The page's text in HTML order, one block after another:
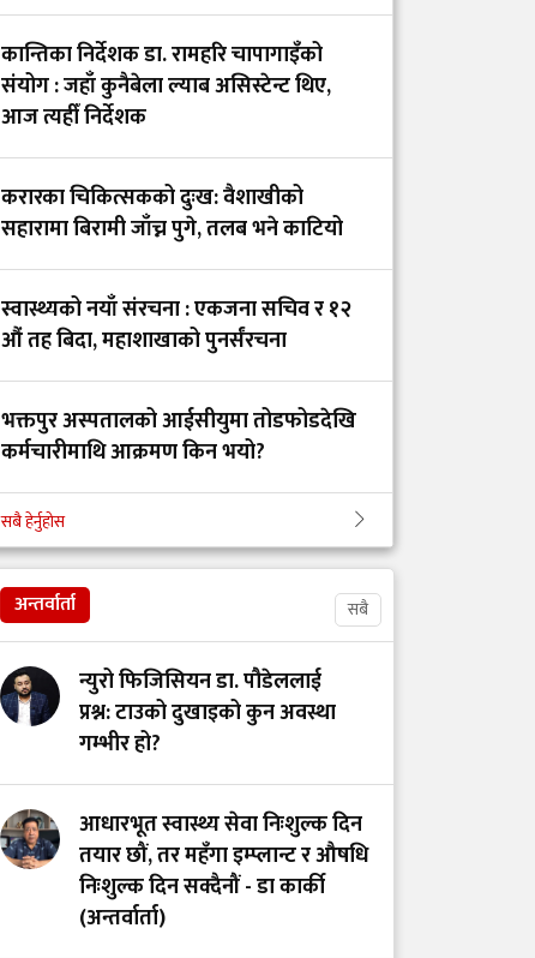
सरकारलाई छैन :
पूर्वस्वास्थ्यमन्त्री प्रदीप
पौडेल
कर्णालीमा डाक्टर फलाउने
अभियान : पहिलो मेडिकल
इन्टर्नसिप ब्याचको
निजी मेडिकल
इन्टर्नशिप भत्ता बढाउन
सकिदैन
बनाऔँ
अस्तित्वको खोजीमा
नर्सिङ पेसा: साधना
देशको, सम्मान कहिले?
प्युटार बसाइँ : दुर्गम
स्वास्थ्य सेवाको वास्तविक
अनुहार
कान्तिका निर्देशक डा. रामहरि चापागाइँको
संयोग : जहाँ कुनैबेला ल्याब असिस्टेन्ट थिए,
आज त्यहीँ निर्देशक
करारका चिकित्सकको दुःख: वैशाखीको
सहारामा बिरामी जाँच्न पुगे, तलब भने काटियो
स्वास्थ्यको नयाँ संरचना : एकजना सचिव र १२
औं तह बिदा, महाशाखाको पुनर्संरचना
भक्तपुर अस्पतालको आईसीयुमा तोडफोडदेखि
कर्मचारीमाथि आक्रमण किन भयो?
कान्ति अस्पतालको निर्देशकमा डा. रामहरी
चापागाईं
सबै हेर्नुहोस
अन्तर्वार्ता सबै
न्युरो फिजिसियन डा. पौडेललाई
प्रश्न: टाउको दुखाइको कुन अवस्था
गम्भीर हो?
आधारभूत स्वास्थ्य सेवा निःशुल्क दिन
तयार छौं, तर महँगा इम्प्लान्ट र औषधि
निःशुल्क दिन सक्दैनौं - डा कार्की
(अन्तर्वार्ता)